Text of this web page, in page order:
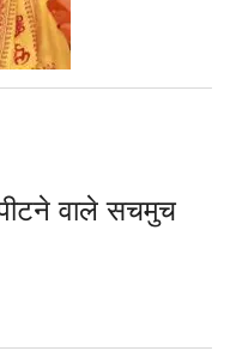
वाले सचमुच